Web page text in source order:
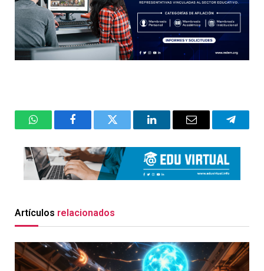
WhatsAppFacebookTwitter LinkedInEmail
Artículos relacionados